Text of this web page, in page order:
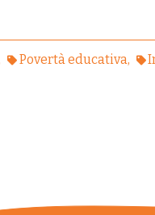
Povertà educativa